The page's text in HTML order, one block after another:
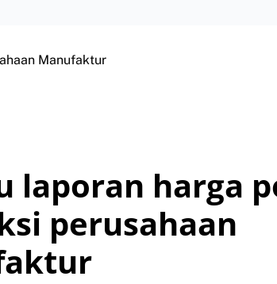
Manufaktur
laporan harga
perusahaan